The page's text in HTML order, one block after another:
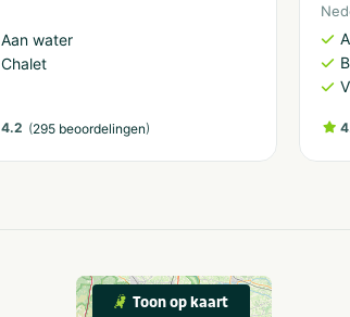
Aan water
Chalet
4.2 (295 beoordelingen)
Toon op kaart